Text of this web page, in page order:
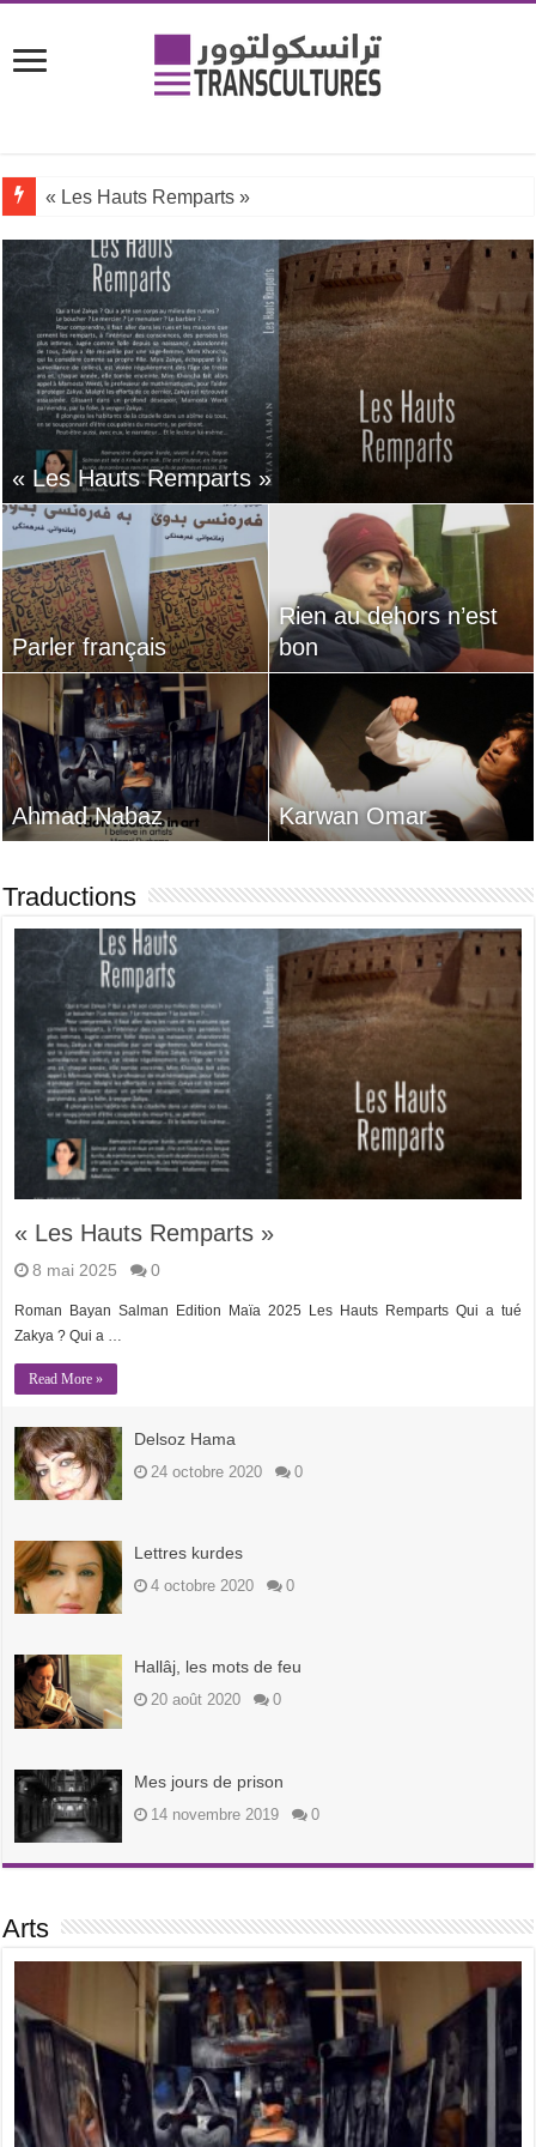
« Les Hauts Remparts »
« Les Hauts Remparts »
Parler français
Rien au dehors n’est
bon
Ahmad Nabaz Karwan Omar
Traductions
« Les Hauts Remparts »
8 mai 2025 0
Roman Bayan Salman Edition Maïa 2025 Les Hauts Remparts Qui a tué
Zakya ? Qui a …
Read More »
Delsoz Hama
24 octobre 2020 0
Lettres kurdes
4 octobre 2020 0
Hallâj, les mots de feu
20 août 2020 0
Mes jours de prison
14 novembre 2019 0
Arts